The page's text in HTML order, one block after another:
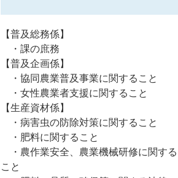
【普及総務係】
・課の庶務
【普及企画係】
・協同農業普及事業に関すること
・女性農業者支援に関すること
【生産資材係】
・病害虫の防除対策に関すること
・肥料に関すること
・農作業安全、農業機械研修に関する
こと